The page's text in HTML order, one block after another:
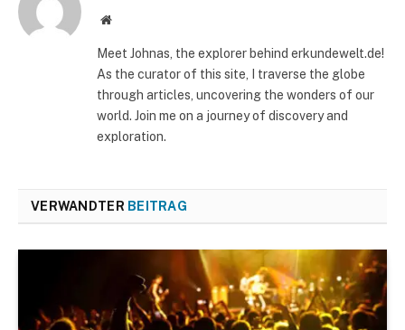
Website
Meet Johnas, the explorer behind erkundewelt.de!
As the curator of this site, I traverse the globe
through articles, uncovering the wonders of our
world. Join me on a journey of discovery and
exploration.
VERWANDTER BEITRAG